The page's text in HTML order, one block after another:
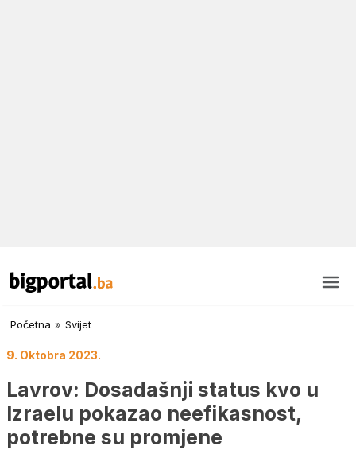
Početna » Svijet
9. Oktobra 2023.
Lavrov: Dosadašnji status kvo u
Izraelu pokazao neefikasnost,
potrebne su promjene